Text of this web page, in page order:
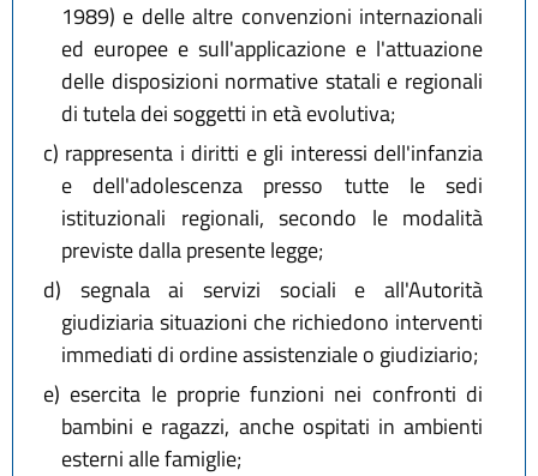
1989) e delle altre convenzioni internazionali
ed europee e sull'applicazione e l'attuazione
delle disposizioni normative statali e regionali
di tutela dei soggetti in età evolutiva;
c) rappresenta i diritti e gli interessi dell'infanzia
e dell'adolescenza presso tutte le sedi
istituzionali regionali, secondo le modalità
previste dalla presente legge;
d) segnala ai servizi sociali e all'Autorità
giudiziaria situazioni che richiedono interventi
immediati di ordine assistenziale o giudiziario;
e) esercita le proprie funzioni nei confronti di
bambini e ragazzi, anche ospitati in ambienti
esterni alle famiglie;